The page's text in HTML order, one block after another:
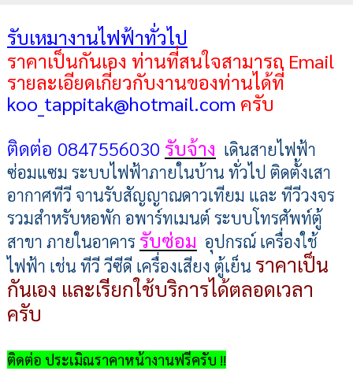
รับเหมางานไฟฟ้าทั่วไป
ราคาเป็นกันเอง ท่านที่สนใจสามารถ Email
รายละเอียดเกี่ยวกับงานของท่านได้ที่
koo_tappitak@hotmail.com ครับ
ติดต่อ 0847556030 รับจ้าง เดินสายไฟฟ้า
ซ่อมแซม ระบบไฟฟ้าภายในบ้าน ทั่วไป ติดตั้งเสา
อากาศทีวี จานรับสัญญาณดาวเทียม และ ทีวีวงจร
รวมสำหรับหอพัก อพาร์ทเมนต์ ระบบโทรศัพท์ตู้
สาขา ภายในอาคาร รับซ่อม อุปกรณ์ เครื่องใช้
ไฟฟ้า เช่น ทีวี วีซีดี เครื่องเสียง ตู้เย็น ราคาเป็น
กันเอง และเรียกใช้บริการได้ตลอดเวลา
ครับ
ติดต่อ ประเมิณราคาหน้างานฟรีครับ !!